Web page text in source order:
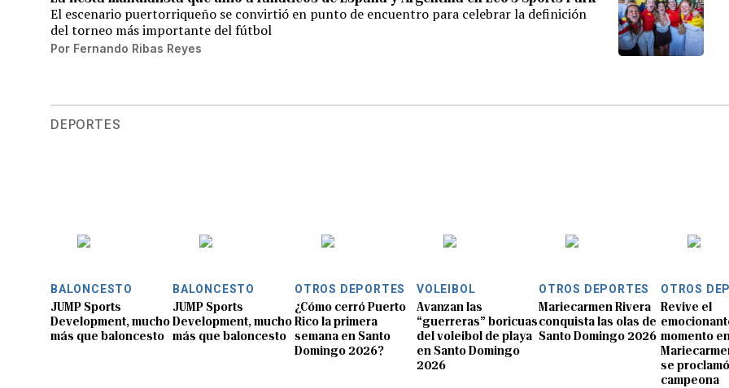
El escenario puertorriqueño se convirtió en punto de encuentro para celebrar la definición
del torneo más importante del fútbol
Por Fernando Ribas Reyes
DEPORTES
BALONCESTO
JUMP Sports
Development, mucho
más que baloncesto
BALONCESTO
JUMP Sports
Development, mucho
más que baloncesto
OTROS DEPORTES
¿Cómo cerró Puerto
Rico la primera
semana en Santo
Domingo 2026?
VOLEIBOL
Avanzan las
“guerreras” boricuas
del voleibol de playa
en Santo Domingo
2026
OTROS DEPORTES
Mariecarmen Rivera
conquista las olas de
Santo Domingo 2026
OTROS
Revive el
momento
se proclamó
campeona